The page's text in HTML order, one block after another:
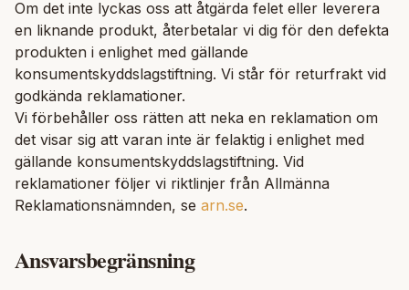
Om det inte lyckas oss att åtgärda felet eller leverera
en liknande produkt, återbetalar vi dig för den defekta
produkten i enlighet med gällande
konsumentskyddslagstiftning. Vi står för returfrakt vid
godkända reklamationer.
Vi förbehåller oss rätten att neka en reklamation om
det visar sig att varan inte är felaktig i enlighet med
gällande konsumentskyddslagstiftning. Vid
reklamationer följer vi riktlinjer från Allmänna
Reklamationsnämnden, se arn.se.
Ansvarsbegränsning